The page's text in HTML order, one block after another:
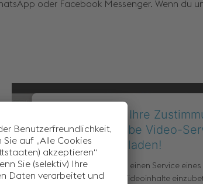
oder Facebook Messenger. Wenn du
Wir benötigen Ihre
um den YouTube Video-
zu laden!
Wir verwenden einen Service eines
Drittanbieters, um Videoinhalte